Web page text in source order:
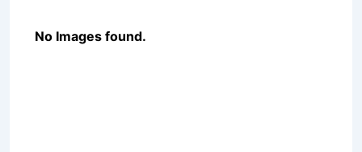
No Images found.